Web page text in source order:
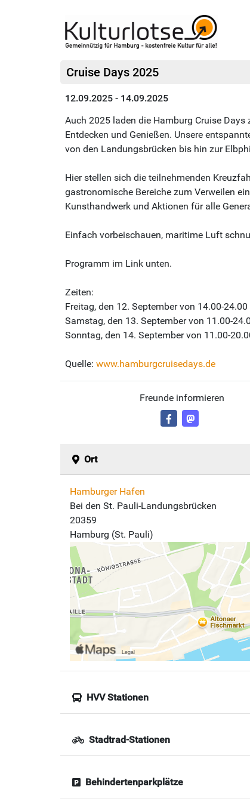
Cruise Days 2025
12.09.2025 - 14.09.2025
Auch 2025 laden die Hamburg Cruise
Entdecken und Genießen. Unsere
von den Landungsbrücken bis hin zur
Hier stellen sich die teilnehmenden
gastronomische Bereiche zum Verweilen
Kunsthandwerk und Aktionen für alle
Einfach vorbeischauen, maritime Luft
Programm im Link unten.
Zeiten:
Freitag, den 12. September von 14.00-24.00
Samstag, den 13. September von 11.00-
Sonntag, den 14. September von 11.00-
Quelle: www.hamburgcruisedays.de
Freunde informieren
Ort
Hamburger Hafen
Bei den St. Pauli-Landungsbrücken
20359
Hamburg (St. Pauli)
HVV Stationen
Stadtrad-Stationen
Behindertenparkplätze